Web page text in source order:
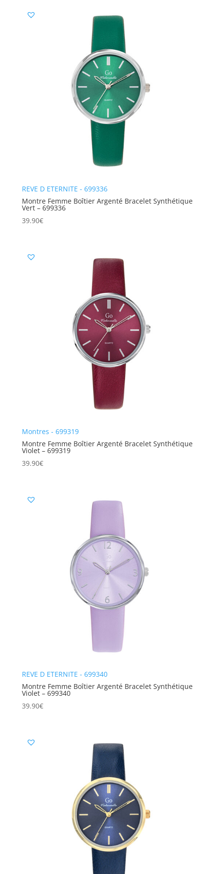
REVE D ETERNITE - 699336
Montre Femme Boîtier Argenté Bracelet Synthétique
Vert – 699336
39.90€
Montres - 699319
Montre Femme Boîtier Argenté Bracelet Synthétique
Violet – 699319
39.90€
REVE D ETERNITE - 699340
Montre Femme Boîtier Argenté Bracelet Synthétique
Violet – 699340
39.90€